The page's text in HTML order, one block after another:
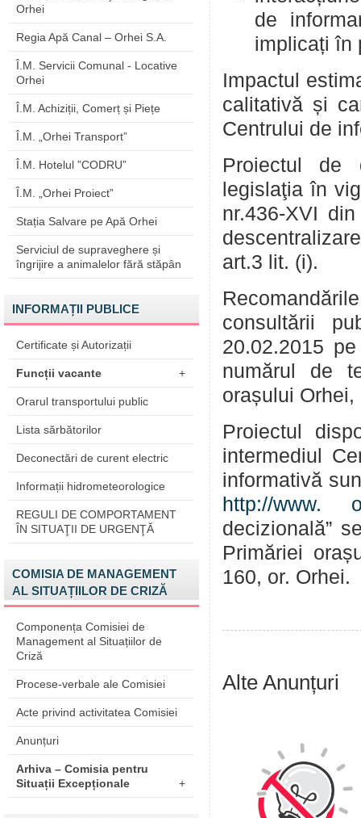
Orhei
Regia Apă Canal – Orhei S.A.
Î.M. Servicii Comunal - Locative
Orhei
Î.M. Achiziții, Comerț și Piețe
Î.M. „Orhei Transport”
Î.M. Hotelul ”CODRU”
Î.M. „Orhei Proiect”
Stația Salvare pe Apă Orhei
Serviciul de supraveghere și
îngrijire a animalelor fără stăpân
INFORMAȚII PUBLICE
Certificate și Autorizații
Funcții vacante +
Orarul transportului public
Lista sărbătorilor
Deconectări de curent electric
Informații hidrometeorologice
REGULI DE COMPORTAMENT
ÎN SITUAŢII DE URGENŢĂ
COMISIA DE MANAGEMENT
AL SITUAȚIILOR DE CRIZĂ
Componența Comisiei de
Management al Situațiilor de
Criză
Procese-verbale ale Comisiei
Acte privind activitatea Comisiei
Anunțuri
Arhiva – Comisia pentru
Situații Excepționale
+
de
implicați în
Impactul
calitativă și
Centrului de
Proiectul de
legislaţia în
nr.436-XVI
art.3 lit. (i).
consultării
20.02.2015
numărul de
orașului Orhei,
Proiectul
intermediul
informativă
http://www.
decizională”
Primăriei
160, or. Orhei.
Alte Anunțuri